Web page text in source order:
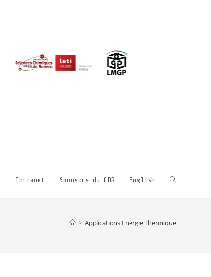
Intranet Sponsors du GDR English
> Applications Energie Thermique